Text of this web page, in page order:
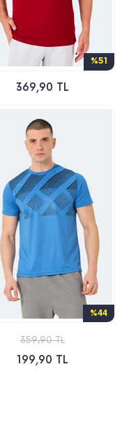
%51
369,90 TL
%44
359,90 TL
199,90 TL